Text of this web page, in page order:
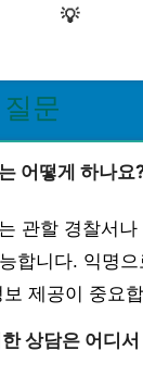
💡
문
어떻게 하나요
관할 경찰서
합니다. 익명
제공이 중요
상담은 어디